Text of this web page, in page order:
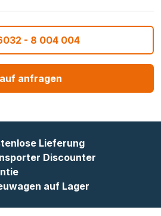
- 8 004 004
anfragen
Lieferung
Discounter
auf Lager